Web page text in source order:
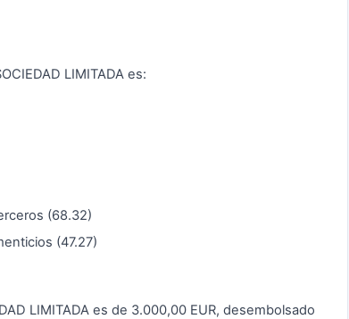
LIMITADA es:
(68.32)
(47.27)
LIMITADA es de 3.000,00 EUR, desembolsado